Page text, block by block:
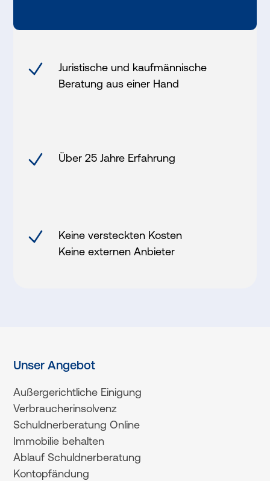
Juristische und kaufmännische
Beratung aus einer Hand
Über 25 Jahre Erfahrung
Keine versteckten Kosten
Keine externen Anbieter
Unser Angebot
Außergerichtliche Einigung
Verbraucherinsolvenz
Schuldnerberatung Online
Immobilie behalten
Ablauf Schuldnerberatung
Kontopfändung